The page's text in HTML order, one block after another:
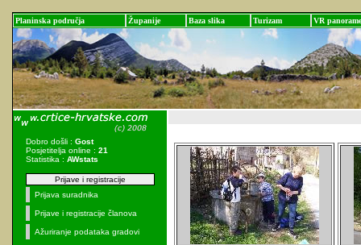
Planinska područja Županije Baza slika Turizam VR panorame
Dobro došli : Gost
Posjetitelja online : 21
Statistika : AWstats
Prijave i registracije
Prijava suradnika
Prijave i registracije članova
Ažuriranje podataka gradovi